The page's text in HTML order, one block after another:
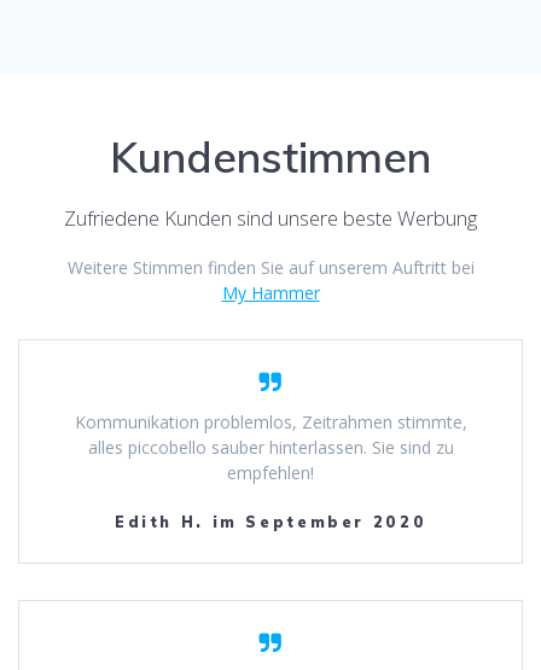
Kundenstimmen
Zufriedene Kunden sind unsere beste Werbung
Weitere Stimmen finden Sie auf unserem Auftritt bei
My Hammer
Kommunikation problemlos, Zeitrahmen stimmte,
alles piccobello sauber hinterlassen. Sie sind zu
empfehlen!
Edith H. im September 2020